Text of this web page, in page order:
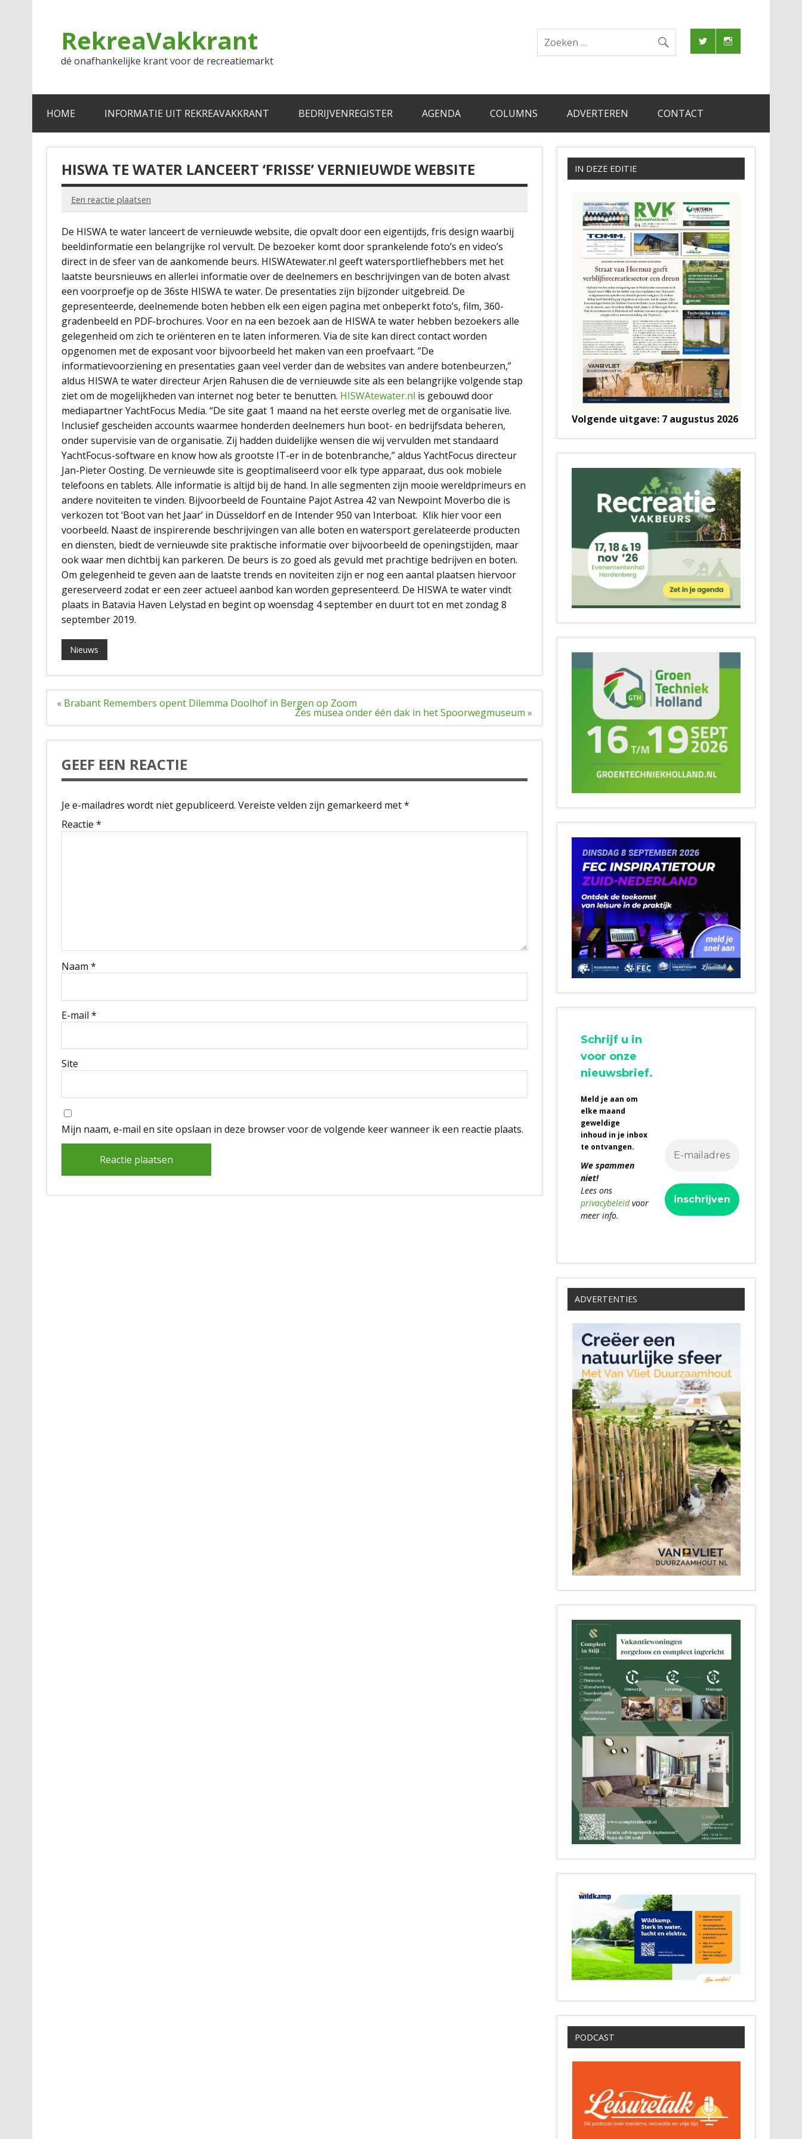
RekreaVakkrant
dé onafhankelijke krant voor de recreatiemarkt
HOME INFORMATIE UIT REKREAVAKKRANT BEDRIJVENREGISTER AGENDA COLUMNS ADVERTEREN CONTACT
HISWA TE WATER LANCEERT ‘FRISSE’ VERNIEUWDE WEBSITE
Een reactie plaatsen
De HISWA te water lanceert de vernieuwde website, die opvalt door een eigentijds, fris design waarbij
beeldinformatie een belangrijke rol vervult. De bezoeker komt door sprankelende foto’s en video’s
direct in de sfeer van de aankomende beurs. HISWAtewater.nl geeft watersportliefhebbers met het
laatste beursnieuws en allerlei informatie over de deelnemers en beschrijvingen van de boten alvast
een voorproefje op de 36ste HISWA te water. De presentaties zijn bijzonder uitgebreid. De
gepresenteerde, deelnemende boten hebben elk een eigen pagina met onbeperkt foto’s, film, 360-
gradenbeeld en PDF-brochures. Voor en na een bezoek aan de HISWA te water hebben bezoekers alle
gelegenheid om zich te oriënteren en te laten informeren. Via de site kan direct contact worden
opgenomen met de exposant voor bijvoorbeeld het maken van een proefvaart. ”De
informatievoorziening en presentaties gaan veel verder dan de websites van andere botenbeurzen,”
aldus HISWA te water directeur Arjen Rahusen die de vernieuwde site als een belangrijke volgende stap
ziet om de mogelijkheden van internet nog beter te benutten. HISWAtewater.nl is gebouwd door
mediapartner YachtFocus Media. “De site gaat 1 maand na het eerste overleg met de organisatie live.
Inclusief gescheiden accounts waarmee honderden deelnemers hun boot- en bedrijfsdata beheren,
onder supervisie van de organisatie. Zij hadden duidelijke wensen die wij vervulden met standaard
YachtFocus-software en know how als grootste IT-er in de botenbranche,” aldus YachtFocus directeur
Jan-Pieter Oosting. De vernieuwde site is geoptimaliseerd voor elk type apparaat, dus ook mobiele
telefoons en tablets. Alle informatie is altijd bij de hand. In alle segmenten zijn mooie wereldprimeurs en
andere noviteiten te vinden. Bijvoorbeeld de Fountaine Pajot Astrea 42 van Newpoint Moverbo die is
verkozen tot ‘Boot van het Jaar’ in Düsseldorf en de Intender 950 van Interboat. Klik hier voor een
voorbeeld. Naast de inspirerende beschrijvingen van alle boten en watersport gerelateerde producten
en diensten, biedt de vernieuwde site praktische informatie over bijvoorbeeld de openingstijden, maar
ook waar men dichtbij kan parkeren. De beurs is zo goed als gevuld met prachtige bedrijven en boten.
Om gelegenheid te geven aan de laatste trends en noviteiten zijn er nog een aantal plaatsen hiervoor
gereserveerd zodat er een zeer actueel aanbod kan worden gepresenteerd. De HISWA te water vindt
plaats in Batavia Haven Lelystad en begint op woensdag 4 september en duurt tot en met zondag 8
september 2019.
Nieuws
Bericht
« Brabant Remembers opent Dilemma Doolhof in Bergen op Zoom
Zes musea onder één dak in het Spoorwegmuseum »
GEEF EEN REACTIE
Je e-mailadres wordt niet gepubliceerd. Vereiste velden zijn gemarkeerd met*
Reactie *
Naam *
E-mail *
Site
Mijn naam, e-mail en site opslaan in deze browser voor de volgende keer wanneer ik een reactie plaats.
Alternative:
IN DEZE EDITIE
Volgende uitgave: 7 augustus 2026
Schrijf u in
voor onze
nieuwsbrief.
Meld je aan om
elke maand
geweldige
inhoud in je inbox
te ontvangen.
We spammen
niet!
Lees ons
privacybeleidvoor
meer info.
ADVERTENTIES
PODCAST